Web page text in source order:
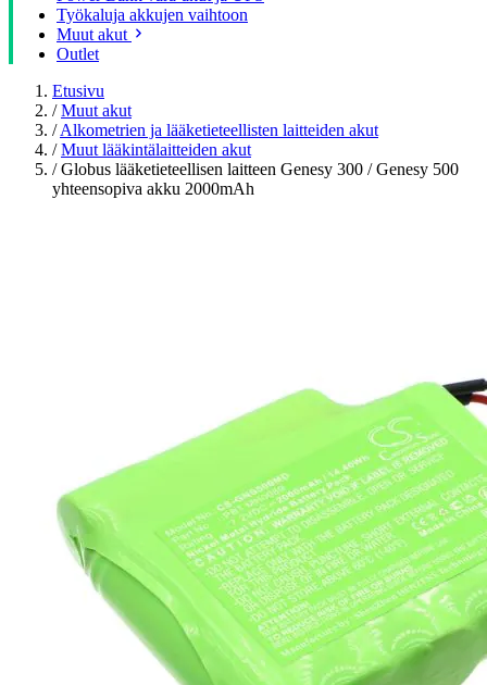
Työkaluja akkujen vaihtoon
Muut akut
Outlet
Etusivu
/ Muut akut
/ Alkometrien ja lääketieteellisten laitteiden akut
/ Muut lääkintälaitteiden akut
/ Globus lääketieteellisen laitteen Genesy 300 / Genesy 500
yhteensopiva akku 2000mAh